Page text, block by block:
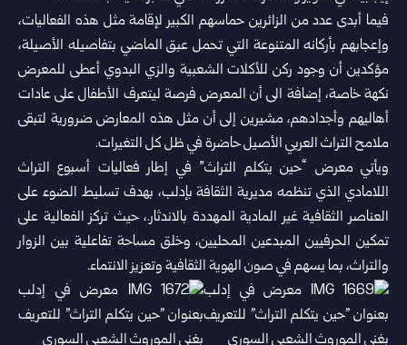
فيما أبدى عدد من الزائرين حماسهم الكبير لإقامة مثل هذه ‏الفعاليات،
وإعجابهم بأركانه المتنوعة التي تحمل عبق الماضي ‏بتفاصيله الأصيلة،
مؤكدين أن وجود ركن للأكلات الشعبية ‏والزي البدوي أعطى للمعرض
نكهة خاصة، إضافة الى أن ‏المعرض فرصة ليتعرف الأطفال على عادات
أهاليهم ‏وأجدادهم، مشيرين إلى أن مثل هذه المعارض ضرورية لتبقى
‏ملامح التراث العربي الأصيل حاضرة في ظل كل التغيرات.‏
ويأتي معرض “حين يتكلم التراث” في إطار فعاليات أسبوع ‏التراث
اللامادي الذي تنظمه مديرية الثقافة بإدلب، بهدف تسليط ‏الضوء على
العناصر الثقافية غير المادية المهددة بالاندثار.، ‏حيث تركز الفعالية على
تمكين الحرفيين المبدعين المحليين، ‏وخلق مساحة تفاعلية بين الزوار
والتراث، بما يسهم في صون ‏الهوية الثقافية وتعزيز الانتماء‎.‎